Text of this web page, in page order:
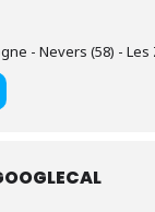
- Nevers (58) - Les